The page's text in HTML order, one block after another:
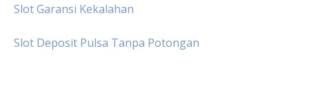
Slot Garansi Kekalahan
Slot Deposit Pulsa Tanpa Potongan